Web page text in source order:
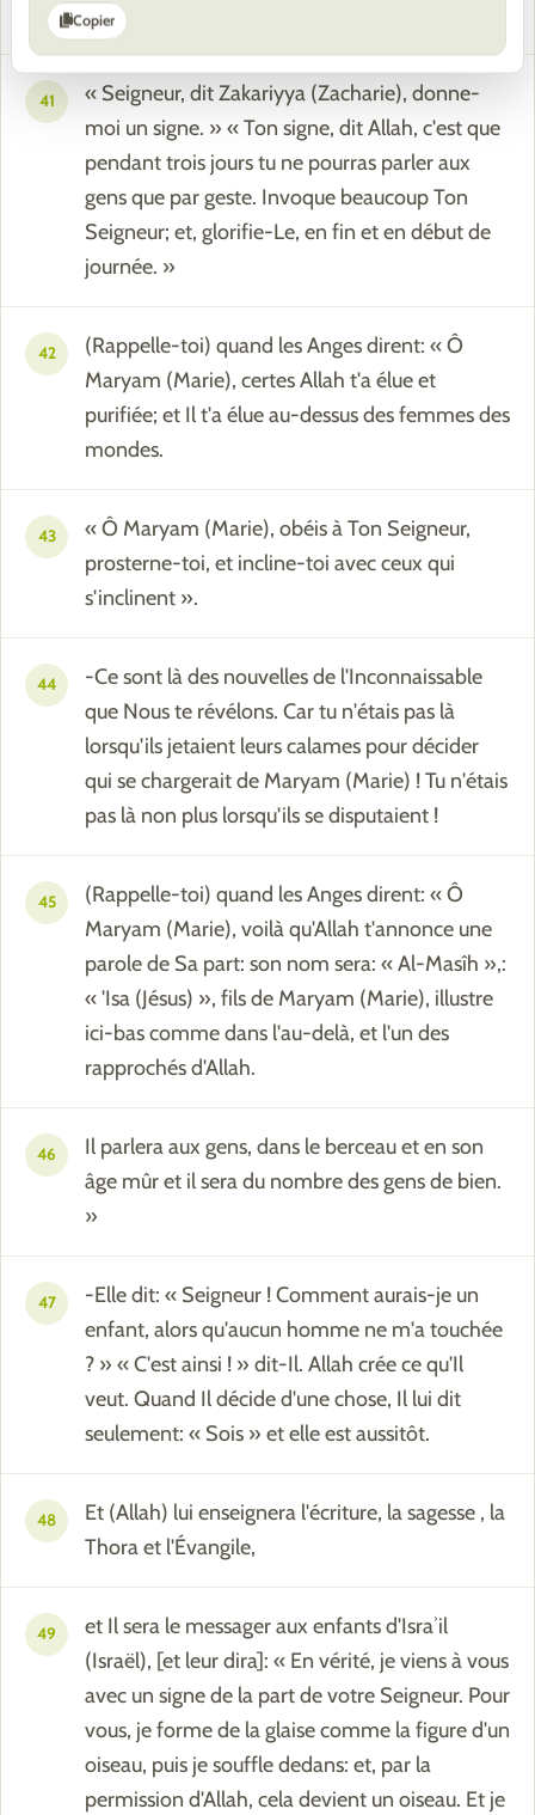
Comme cela ! », Allah fait ce qu'Il veut.
41
« Seigneur, dit Zakariyya (Zacharie), donne-
moi un signe. » « Ton signe, dit Allah, c'est que
pendant trois jours tu ne pourras parler aux
gens que par geste. Invoque beaucoup Ton
Seigneur; et, glorifie-Le, en fin et en début de
journée. »
42
(Rappelle-toi) quand les Anges dirent: « Ô
Maryam (Marie), certes Allah t'a élue et
purifiée; et Il t'a élue au-dessus des femmes des
mondes.
43
« Ô Maryam (Marie), obéis à Ton Seigneur,
prosterne-toi, et incline-toi avec ceux qui
s'inclinent ».
44
-Ce sont là des nouvelles de l'Inconnaissable
que Nous te révélons. Car tu n'étais pas là
lorsqu'ils jetaient leurs calames pour décider
qui se chargerait de Maryam (Marie) ! Tu n'étais
pas là non plus lorsqu'ils se disputaient !
45
(Rappelle-toi) quand les Anges dirent: « Ô
Maryam (Marie), voilà qu'Allah t'annonce une
parole de Sa part: son nom sera: « Al-Masîh »,:
« 'Isa (Jésus) », fils de Maryam (Marie), illustre
ici-bas comme dans l'au-delà, et l'un des
rapprochés d'Allah.
46
Il parlera aux gens, dans le berceau et en son
âge mûr et il sera du nombre des gens de bien.
»
47
-Elle dit: « Seigneur ! Comment aurais-je un
enfant, alors qu'aucun homme ne m'a touchée
? » « C'est ainsi ! » dit-Il. Allah crée ce qu'Il
veut. Quand Il décide d'une chose, Il lui dit
seulement: « Sois » et elle est aussitôt.
48
Et (Allah) lui enseignera l'écriture, la sagesse , la
Thora et l'Évangile,
49
et Il sera le messager aux enfants d'Israʾil
(Israël), [et leur dira]: « En vérité, je viens à vous
avec un signe de la part de votre Seigneur. Pour
vous, je forme de la glaise comme la figure d'un
oiseau, puis je souffle dedans: et, par la
permission d'Allah, cela devient un oiseau. Et je
Copier